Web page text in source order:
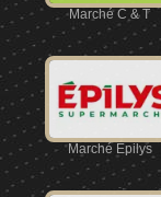
Marché C & T
Marché Épilys